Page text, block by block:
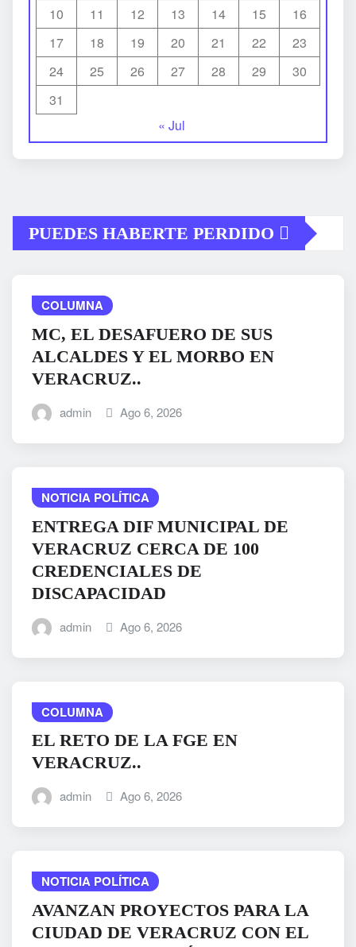
10
11 12 13 14 15
16
17
18 19 20 21 22
23
24
25 26 27 28 29
30
31
« Jul
PUEDES HABERTE PERDIDO
COLUMNA
MC, EL DESAFUERO DE SUS
ALCALDES Y EL MORBO EN
VERACRUZ..
admin Ago 6, 2026
NOTICIA POLÍTICA
ENTREGA DIF MUNICIPAL DE
VERACRUZ CERCA DE 100
CREDENCIALES DE
DISCAPACIDAD
admin Ago 6, 2026
COLUMNA
EL RETO DE LA FGE EN
VERACRUZ..
admin Ago 6, 2026
NOTICIA POLÍTICA
AVANZAN PROYECTOS PARA LA
CIUDAD DE VERACRUZ CON EL